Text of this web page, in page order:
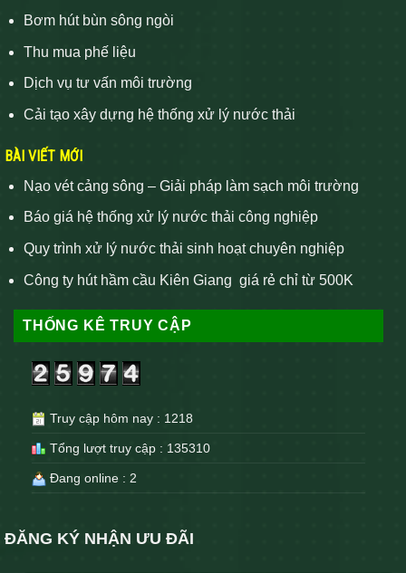
Bơm hút bùn sông ngòi
Thu mua phế liệu
Dịch vụ tư vấn môi trường
Cải tạo xây dựng hệ thống xử lý nước thải
BÀI VIẾT MỚI
Nạo vét cảng sông – Giải pháp làm sạch môi trường
Báo giá hệ thống xử lý nước thải công nghiệp
Quy trình xử lý nước thải sinh hoạt chuyên nghiệp
Công ty hút hầm cầu Kiên Giang giá rẻ chỉ từ 500K
THỐNG KÊ TRUY CẬP
Truy cập hôm nay : 1218
Tổng lượt truy cập : 135310
Đang online : 2
ĐĂNG KÝ NHẬN ƯU ĐÃI